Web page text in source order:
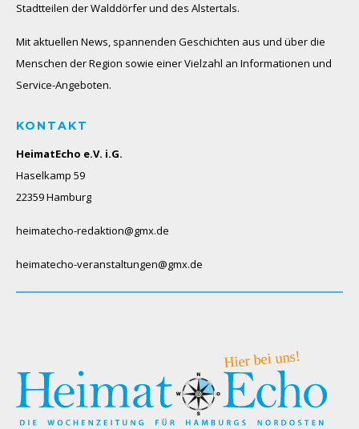
Stadtteilen der Walddörfer und des Alstertals.
Mit aktuellen News, spannenden Geschichten aus und über die
Menschen der Region sowie einer Vielzahl an Informationen und
Service-Angeboten.
KONTAKT
HeimatEcho e.V. i.G.
Haselkamp 59
22359 Hamburg
heimatecho-redaktion@gmx.de
heimatecho-veranstaltungen@gmx.de